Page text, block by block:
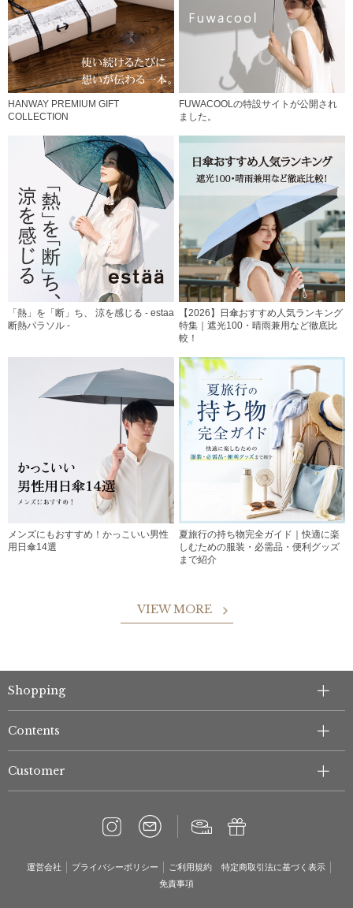
HANWAY PREMIUM GIFT
COLLECTION
FUWACOOLの特設サイトが公開され
ました。
「熱」を「断」ち、 涼を感じる - estaa
断熱パラソル -
【2026】日傘おすすめ人気ランキング
特集｜遮光100・晴雨兼用など徹底比
較！
メンズにもおすすめ！かっこいい男性
用日傘14選
夏旅行の持ち物完全ガイド｜快適に楽
しむための服装・必需品・便利グッズ
まで紹介
VIEW MORE
Shopping
Contents
Customer
運営会社 プライバシーポリシー ご利用規約
特定商取引法に基づく表示
免責事項